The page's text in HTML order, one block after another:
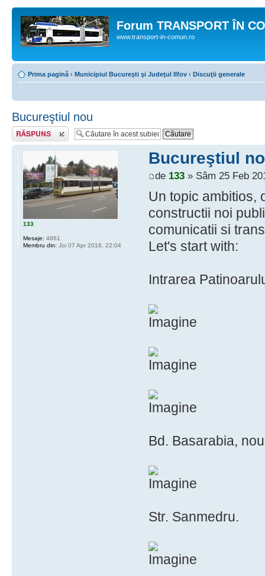
Forum TRANSPORT ÎN
www.transport-in-comun.ro
Prima pagină ‹ Municipiul Bucureşti şi Judeţul Ilfov ‹ Discuţii generale
Bucureştiul nou
Răspunde
Bucureştiul
de 133» Sâm 25 Feb
Un topic ambitios,
constructii noi
comunicatii si
Let's start with:
Intrarea
Bd. Basarabia,
Str. Sanmedru.
133
Mesaje: 4861
Membru din: Joi 07 Apr 2016, 22:04